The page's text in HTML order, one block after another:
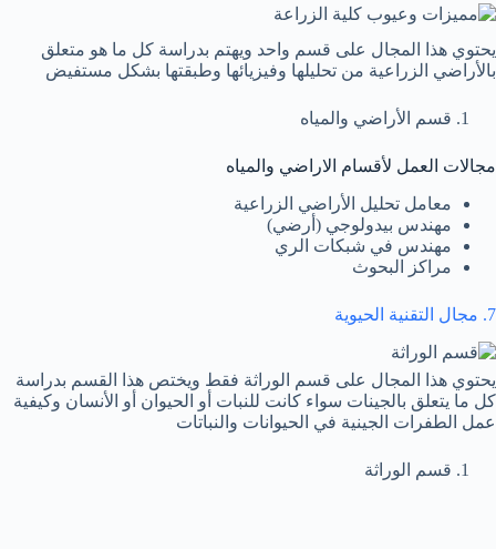
يحتوي هذا المجال على قسم واحد ويهتم بدراسة كل ما هو متعلق
بالأراضي الزراعية من تحليلها وفيزيائها وطبقتها بشكل مستفيض
قسم الأراضي والمياه
مجالات العمل لأقسام الاراضي والمياه
معامل تحليل الأراضي الزراعية
مهندس بيدولوجي (أرضي)
مهندس في شبكات الري
مراكز البحوث
7. مجال التقنية الحيوية
يحتوي هذا المجال على قسم الوراثة فقط ويختص هذا القسم بدراسة
كل ما يتعلق بالجينات سواء كانت للنبات أو الحيوان أو الأنسان وكيفية
عمل الطفرات الجينية في الحيوانات والنباتات
قسم الوراثة